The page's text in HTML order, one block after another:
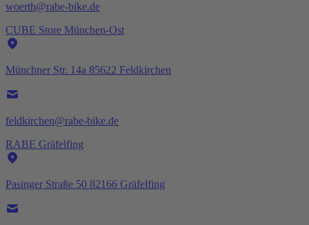
woerth@rabe-bike.de
CUBE Store München-Ost
Münchner Str. 14a 85622 Feldkirchen
feldkirchen@rabe-bike.de
RABE Gräfelfing
Pasinger Straße 50 82166 Gräfelfing